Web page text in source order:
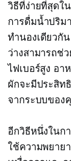
วิธีที่ง่ายที่สุดใ
การดื่มน้ำปริม
ทำนองเดียวกั
ว่างสามารถช่
ไฟเบอร์สูง อา
ผักจะมีประสิท
จากระบบของ
อีกวิธีหนึ่งในก
ใช้ความพยาย